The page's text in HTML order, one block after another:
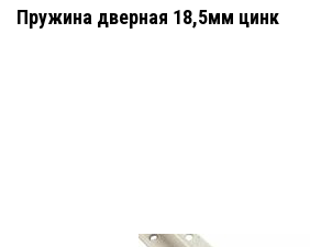
Пружина дверная 18,5мм цинк